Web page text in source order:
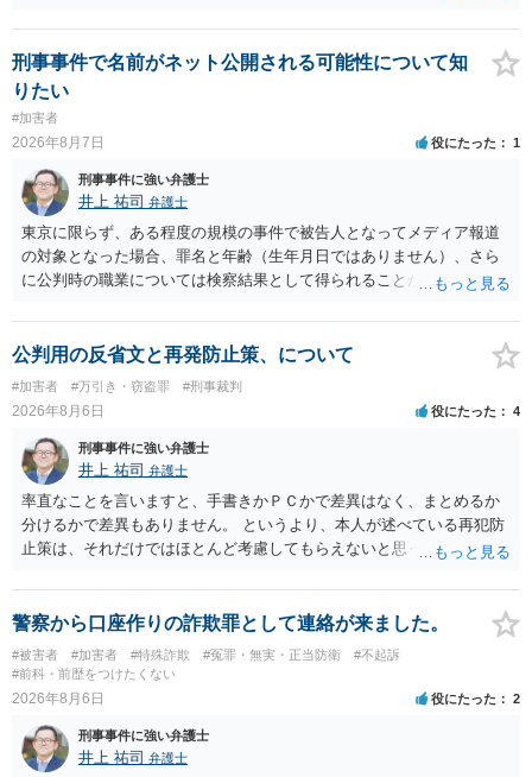
刑事事件で名前がネット公開される可能性について知
りたい
#加害者
2026年8月7日 役にたった 1
刑事事件に強い弁護士
井上 祐司 弁護士
東京に限らず、ある程度の規模の事件で被告人となってメディア報道
の対象となった場合、罪名と年齢（生年月日ではありません）、さら
に公判時の職業については検察結果として得られることが通常です。
公判用の反省文と再発防止策、について
#加害者 #万引き・窃盗罪 #刑事裁判
2026年8月6日 役にたった 4
刑事事件に強い弁護士
井上 祐司 弁護士
率直なことを言いますと、手書きかＰＣかで差異はなく、まとめるか
分けるかで差異もありません。 というより、本人が述べている再犯防
止策は、それだけではほとんど考慮してもらえないと思った方が良い
やカウンセリング・治療の内容 ・利用している再犯防止策（例えば保
護観察所と連携した職業支援の内容や具体的な就労・監督状況） ・監
督者の証言 など、証拠で担保された客観性と実現可能性があるもので
なければあまり意味がありません。 もともと執行猶予が狙える事案で
あれば本人の反省の言葉だけで十分であり、実刑となるか微妙な事案
いうのが実感です。
警察から口座作りの詐欺罪として連絡が来ました。
#被害者 #加害者 #特殊詐欺 #冤罪・無実・正当防衛
#不起訴
#前科・前歴をつけたくない
2026年8月6日 役にたった 2
刑事事件に強い弁護士
井上 祐司 弁護士